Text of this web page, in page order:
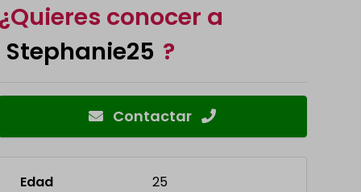
conocer a
Stephanie25 ?
Contactar
Edad
25